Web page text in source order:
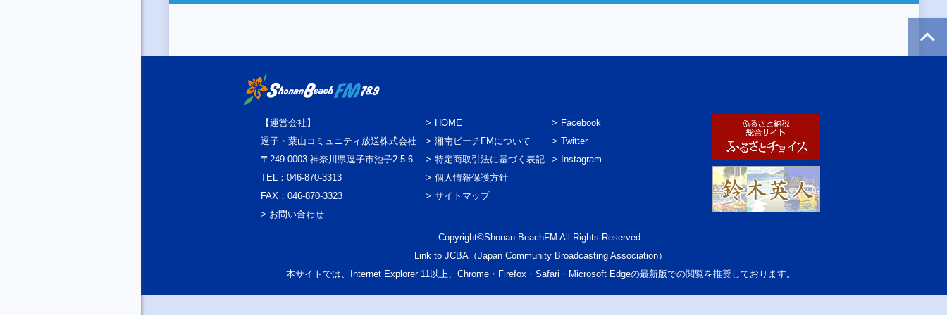
【運営会社】
逗子・葉山コミュニティ放送株式会社
〒249-0003 神奈川県逗子市池子2-5-6
TEL：046-870-3313
FAX：046-870-3323
> お問い合わせ
HOME
湘南ビーチFMについて
特定商取引法に基づく表記
個人情報保護方針
サイトマップ
Facebook
Twitter
Instagram
Copyright©Shonan BeachFM All Rights Reserved.
Link to JCBA（Japan Community Broadcasting Association）
本サイトでは、Internet Explorer 11以上、Chrome・Firefox・Safari・Microsoft Edgeの最新版での閲覧を推奨しております。